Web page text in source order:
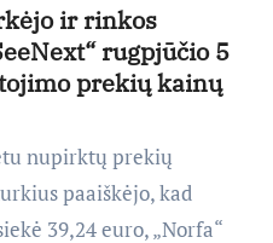
ir rinkos
rugpjūčio 5
prekių kainų
nupirktų prekių
paaiškėjo, kad
39,24 euro, „Norfa“